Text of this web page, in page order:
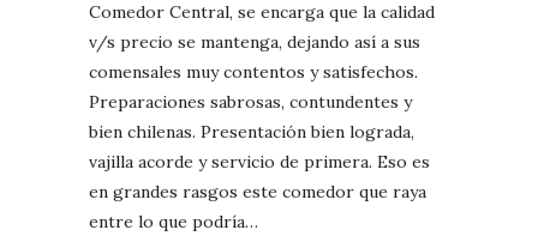
Comedor Central, se encarga que la calidad
v/s precio se mantenga, dejando así a sus
comensales muy contentos y satisfechos.
Preparaciones sabrosas, contundentes y
bien chilenas. Presentación bien lograda,
vajilla acorde y servicio de primera. Eso es
en grandes rasgos este comedor que raya
entre lo que podría…